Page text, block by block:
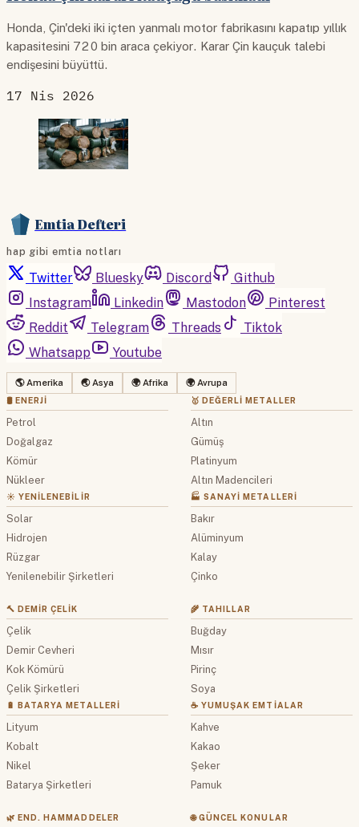
Honda, Çin'deki iki içten yanmalı motor fabrikasını kapatıp yıllık
kapasitesini 720 bin araca çekiyor. Karar Çin kauçuk talebi
endişesini büyüttü.
17 Nis 2026
Emtia Defteri
hap gibi emtia notları
Twitter Bluesky Discord
Github
Instagram
Linkedin Mastodon
Pinterest
Reddit
Telegram Threads
Tiktok
Whatsapp
Youtube
🌎 Amerika 🌏 Asya 🌍 Afrika 🌍 Avrupa
🛢 ENERJI
Petrol
Doğalgaz
Kömür
Nükleer
☀️ YENILENEBILIR
Solar
Hidrojen
Rüzgar
Yenilenebilir Şirketleri
🥇 DEĞERLI METALLER
Altın
Gümüş
Platinyum
Altın Madencileri
🏭 SANAYI METALLERI
Bakır
Alüminyum
Kalay
Çinko
🔨 DEMIR ÇELIK
Çelik
Demir Cevheri
Kok Kömürü
Çelik Şirketleri
🔋 BATARYA METALLERI
Lityum
Kobalt
Nikel
Batarya Şirketleri
🌾 TAHILLAR
Buğday
Mısır
Pirinç
Soya
☕ YUMUŞAK EMTIALAR
Kahve
Kakao
Şeker
Pamuk
🌿 END. HAMMADDELER 🌐 GÜNCEL KONULAR